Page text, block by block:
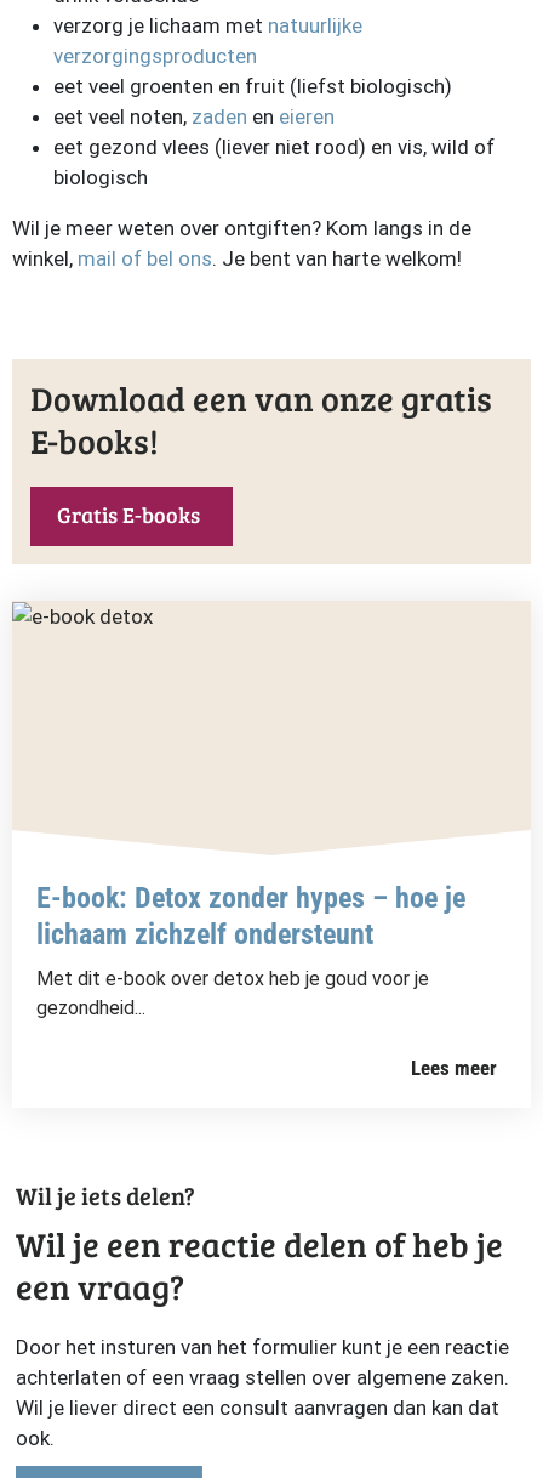
verzorg je lichaam met natuurlijke
verzorgingsproducten
eet veel groenten en fruit (liefst biologisch)
eet veel noten, zaden en eieren
eet gezond vlees (liever niet rood) en vis, wild of
biologisch
Wil je meer weten over ontgiften? Kom langs in de
winkel, mail of bel ons. Je bent van harte welkom!
Download een van onze gratis
E-books!
Gratis E-books
E-book: Detox zonder hypes – hoe je
lichaam zichzelf ondersteunt
Met dit e-book over detox heb je goud voor je
gezondheid...
Lees meer
Wil je iets delen?
Wil je een reactie delen of heb je
een vraag?
Door het insturen van het formulier kunt je een reactie
achterlaten of een vraag stellen over algemene zaken.
Wil je liever direct een consult aanvragen dan kan dat
ook.